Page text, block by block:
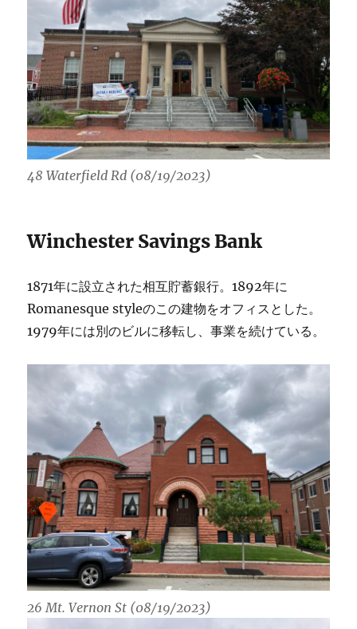
48 Waterfield Rd (08/19/2023)
Winchester Savings Bank
1871年に設立された相互貯蓄銀行。1892年に
Romanesque styleのこの建物をオフィスとした。
1979年には別のビルに移転し、事業を続けている。
26 Mt. Vernon St (08/19/2023)